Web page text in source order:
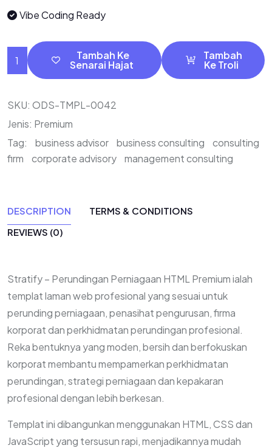
Vibe Coding Ready
Tambah Ke
Senarai Hajat
Tambah
Ke Troli
SKU: ODS-TMPL-0042
Jenis: Premium
Tag:
business advisor business consulting
consulting
firm
corporate advisory management consulting
DESCRIPTION
TERMS & CONDITIONS
REVIEWS (0)
Stratify – Perundingan Perniagaan HTML Premium ialah
templat laman web profesional yang sesuai untuk
perunding perniagaan, penasihat pengurusan, firma
korporat dan perkhidmatan perundingan profesional.
Reka bentuknya yang moden, bersih dan berfokuskan
korporat membantu mempamerkan perkhidmatan
perundingan, strategi perniagaan dan kepakaran
profesional dengan lebih berkesan.
Templat ini dibangunkan menggunakan HTML, CSS dan
JavaScript yang tersusun rapi, menjadikannya mudah